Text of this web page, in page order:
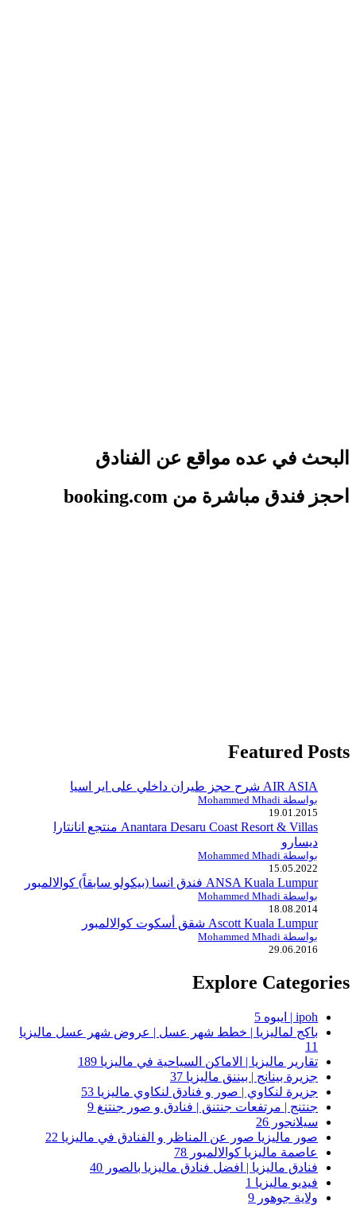
البحث في عده مواقع عن الفنادق
احجز فندق مباشرة من booking.com
Featured Posts
AIR ASIA شرح حجز طيران داخلي على اير اسيا
بواسطة Mohammed Mhadi
19.01.2015
Anantara Desaru Coast Resort & Villas منتجع انانتارا
ديسارو
بواسطة Mohammed Mhadi
15.05.2022
ANSA Kuala Lumpur فندق انسا (بيكولو سابقاً) كوالالمبور
بواسطة Mohammed Mhadi
18.08.2014
Ascott Kuala Lumpur شقق أسكوت كوالالمبور
بواسطة Mohammed Mhadi
29.06.2016
Explore Categories
ipoh | ايبوه
5
باكج لماليزيا | خطط شهر عسل | عروض شهر عسل ماليزيا
11
تقارير ماليزيا | الاماكن السياحية في ماليزيا 189
جزيرة بينانج | بيننق ماليزيا 37
جزيرة لنكاوي | صور و فنادق لنكاوي ماليزيا 53
جنتنج | مرتفعات جنتنق | فنادق و صور جنتنغ 9
سيلانجور 26
صور ماليزيا صور عن المناظر و الفنادق في ماليزيا 22
عاصمة ماليزيا كوالالمبور 78
فنادق ماليزيا | افضل فنادق ماليزيا بالصور 40
فيديو ماليزيا 1
ولاية جوهور 9